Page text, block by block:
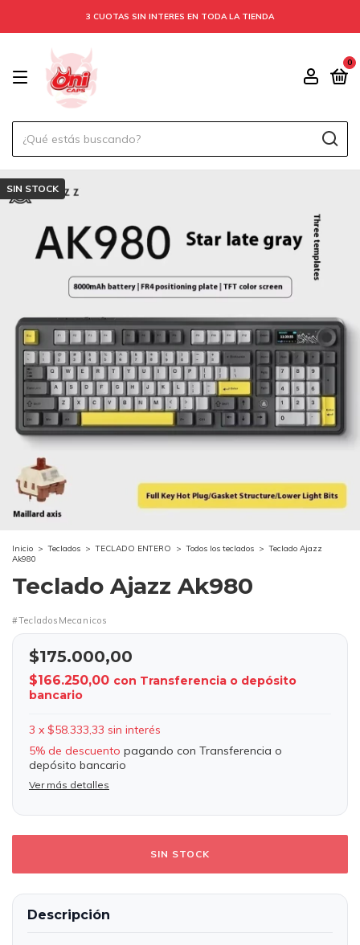
3 CUOTAS SIN INTERES EN TODA LA TIENDA
0
SIN STOCK
Inicio > Teclados > TECLADO ENTERO > Todos los teclados > Teclado Ajazz
Ak980
Teclado Ajazz Ak980
#TecladosMecanicos
$175.000,00
$166.250,00 con Transferencia o depósito
bancario
3 x $58.333,33 sin interés
5% de descuento pagando con Transferencia o
depósito bancario
Ver más detalles
Descripción